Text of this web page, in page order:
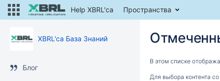
Help XBRL'ca Пространства
XBRL'ca База Знаний
Блог
В этом списке
Для выбора контента